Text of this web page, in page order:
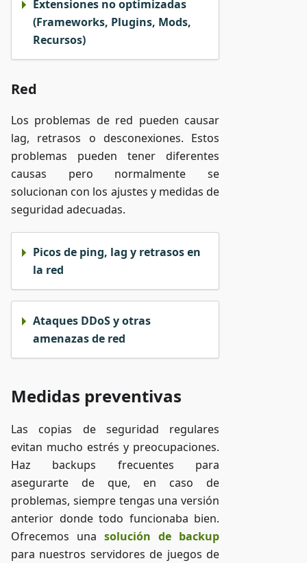
Extensiones no optimizadas
(Frameworks, Plugins, Mods,
Recursos)
Red
Los problemas de red pueden causar
lag, retrasos o desconexiones. Estos
problemas pueden tener diferentes
causas pero normalmente se
solucionan con los ajustes y medidas de
seguridad adecuadas.
Picos de ping, lag y retrasos en
la red
Ataques DDoS y otras
amenazas de red
Medidas preventivas
Las copias de seguridad regulares
evitan mucho estrés y preocupaciones.
Haz backups frecuentes para
asegurarte de que, en caso de
problemas, siempre tengas una versión
anterior donde todo funcionaba bien.
Ofrecemos una solución de backup
para nuestros servidores de juegos de